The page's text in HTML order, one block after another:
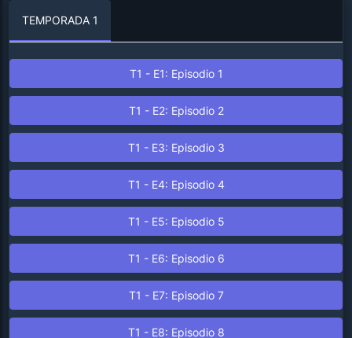
TEMPORADA 1
T1 - E1: Episodio 1
T1 - E2: Episodio 2
T1 - E3: Episodio 3
T1 - E4: Episodio 4
T1 - E5: Episodio 5
T1 - E6: Episodio 6
T1 - E7: Episodio 7
T1 - E8: Episodio 8